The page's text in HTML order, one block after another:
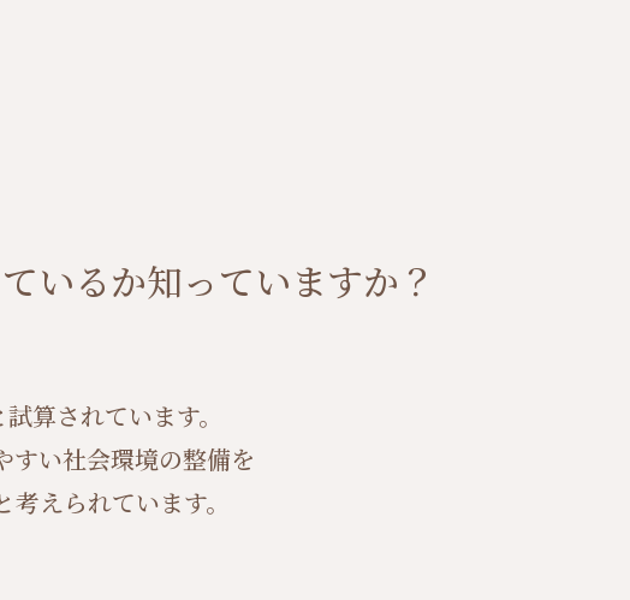
いるか知っていますか？
算されています。
すい社会環境の整備を
えられています。